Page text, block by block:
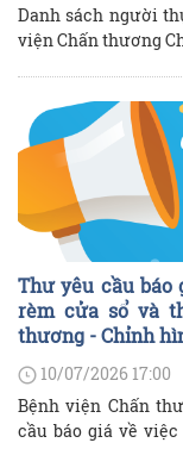
Danh sách người
viện Chấn thương
Thư yêu cầu báo
rèm cửa sổ và
thương - Chỉnh
10/07/2026 17:00
Bệnh viện Chấn
cầu báo giá về việc